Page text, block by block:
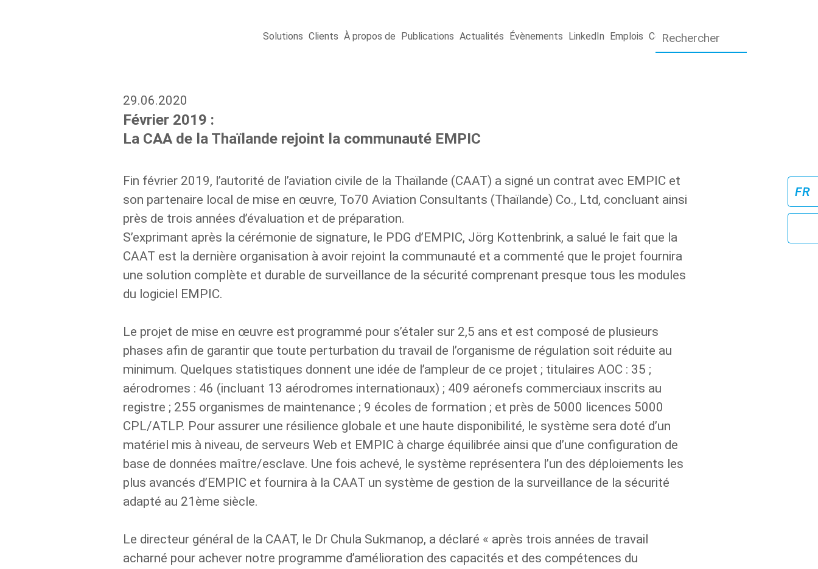
Solutions Clients À propos de Publications Actualités Évènements LinkedIn Emplois Contact
29.06.2020
Février 2019 :
La CAA de la Thaïlande rejoint la communauté EMPIC
Fin février 2019, l’autorité de l’aviation civile de la Thaïlande (CAAT) a signé un contrat avec EMPIC et
son partenaire local de mise en œuvre, To70 Aviation Consultants (Thaïlande) Co., Ltd, concluant ainsi
près de trois années d’évaluation et de préparation.
S’exprimant après la cérémonie de signature, le PDG d’EMPIC, Jörg Kottenbrink, a salué le fait que la
CAAT est la dernière organisation à avoir rejoint la communauté et a commenté que le projet fournira
une solution complète et durable de surveillance de la sécurité comprenant presque tous les modules
du logiciel EMPIC.
Le projet de mise en œuvre est programmé pour s’étaler sur 2,5 ans et est composé de plusieurs
phases afin de garantir que toute perturbation du travail de l’organisme de régulation soit réduite au
minimum. Quelques statistiques donnent une idée de l’ampleur de ce projet ; titulaires AOC : 35 ;
aérodromes : 46 (incluant 13 aérodromes internationaux) ; 409 aéronefs commerciaux inscrits au
registre ; 255 organismes de maintenance ; 9 écoles de formation ; et près de 5000 licences 5000
CPL/ATLP. Pour assurer une résilience globale et une haute disponibilité, le système sera doté d’un
matériel mis à niveau, de serveurs Web et EMPIC à charge équilibrée ainsi que d’une configuration de
base de données maître/esclave. Une fois achevé, le système représentera l’un des déploiements les
plus avancés d’EMPIC et fournira à la CAAT un système de gestion de la surveillance de la sécurité
adapté au 21ème siècle.
Le directeur général de la CAAT, le Dr Chula Sukmanop, a déclaré « après trois années de travail
acharné pour achever notre programme d’amélioration des capacités et des compétences du